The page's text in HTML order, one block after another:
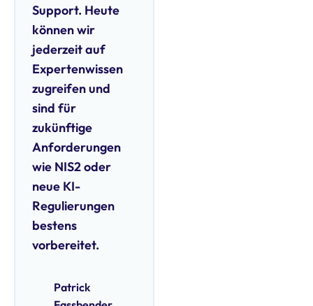
Support. Heute
können wir
jederzeit auf
Expertenwissen
zugreifen und
sind für
zukünftige
Anforderungen
wie NIS2 oder
neue KI-
Regulierungen
bestens
vorbereitet.
Patrick